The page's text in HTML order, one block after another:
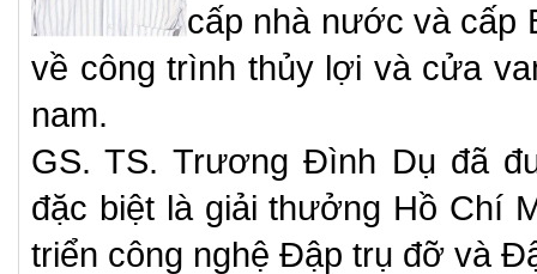
cấp nhà nước và cấp
về công trình thủy lợi và cửa
nam.
GS. TS. Trương Đình Dụ đã
đặc biệt là giải thưởng Hồ Chí
triển công nghệ Đập trụ đỡ và